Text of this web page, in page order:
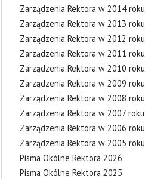
Zarządzenia Rektora w 2014 roku
Zarządzenia Rektora w 2013 roku
Zarządzenia Rektora w 2012 roku
Zarządzenia Rektora w 2011 roku
Zarządzenia Rektora w 2010 roku
Zarządzenia Rektora w 2009 roku
Zarządzenia Rektora w 2008 roku
Zarządzenia Rektora w 2007 roku
Zarządzenia Rektora w 2006 roku
Zarządzenia Rektora w 2005 roku
Pisma Okólne Rektora 2026
Pisma Okólne Rektora 2025